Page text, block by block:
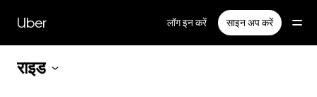
सामग्री
पर
Uber लॉग इन करें साइन अप करें
राइड